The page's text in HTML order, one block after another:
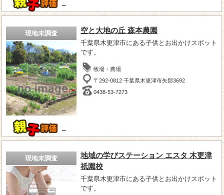
－
現地未調査
－
空と大地の丘 森本農園
千葉県木更津市にある子供とお出かけスポット
です。
牧場・農場
〒292-0812 千葉県木更津市矢那3692
0438-53-7273
現地未調査
地域の学びステーション エスタ 木更津
祇園校
千葉県木更津市にある子供とお出かけスポット
です。